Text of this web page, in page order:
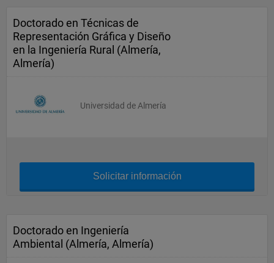
Doctorado en Técnicas de
Representación Gráfica y Diseño
en la Ingeniería Rural (Almería,
Almería)
Universidad de Almería
Solicitar información
Doctorado en Ingeniería
Ambiental (Almería, Almería)